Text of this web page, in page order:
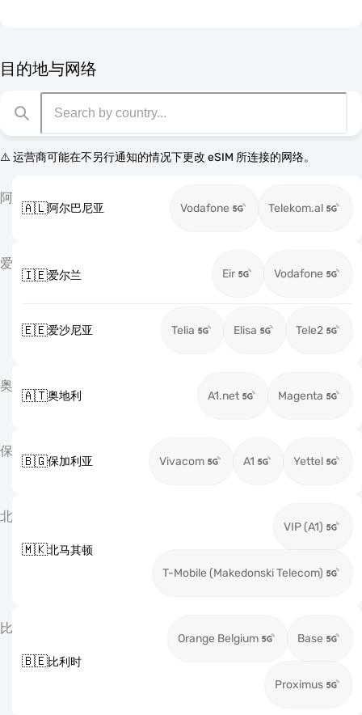
目的地与网络
⚠️ 运营商可能在不另行通知的情况下更改 eSIM 所连接的网络。
阿
🇦🇱阿尔巴尼亚 Vodafone Telekom.al
爱
🇮🇪爱尔兰 Eir Vodafone
🇪🇪爱沙尼亚 Telia Elisa Tele2
奥
🇦🇹奥地利 A1.net Magenta
保
🇧🇬保加利亚 Vivacom A1 Yettel
北
🇲🇰北马其顿
VIP (A1)
T-Mobile (Makedonski Telecom)
比
🇧🇪比利时
Orange Belgium Base
Proximus